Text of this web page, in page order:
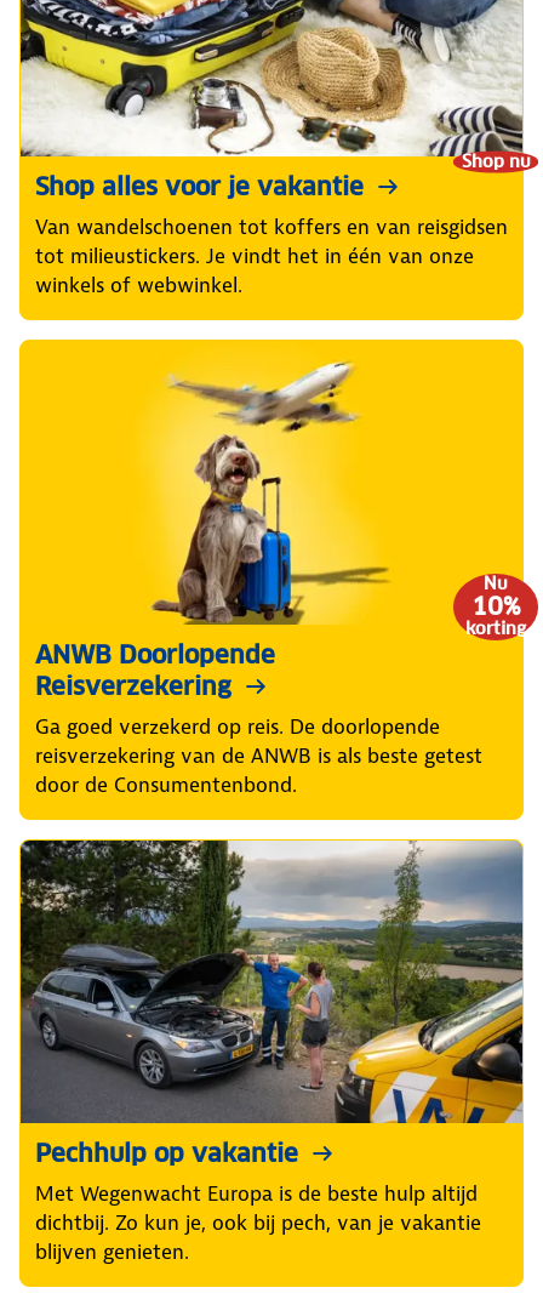
Shop nu
Shop alles voor je vakantie
Van wandelschoenen tot koffers en van reisgidsen
tot milieustickers. Je vindt het in één van onze
winkels of webwinkel.
Nu
10%
korting
ANWB Doorlopende
Reisverzekering
Ga goed verzekerd op reis. De doorlopende
reisverzekering van de ANWB is als beste getest
door de Consumentenbond.
Pechhulp op vakantie
Met Wegenwacht Europa is de beste hulp altijd
dichtbij. Zo kun je, ook bij pech, van je vakantie
blijven genieten.